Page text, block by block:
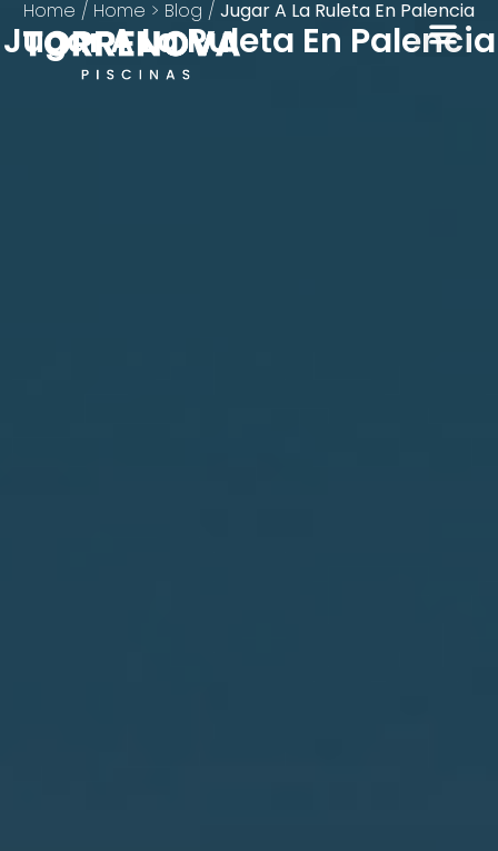
Home / Home > Blog / Jugar A La Ruleta En Palencia
Jugar A La Ruleta En Palencia